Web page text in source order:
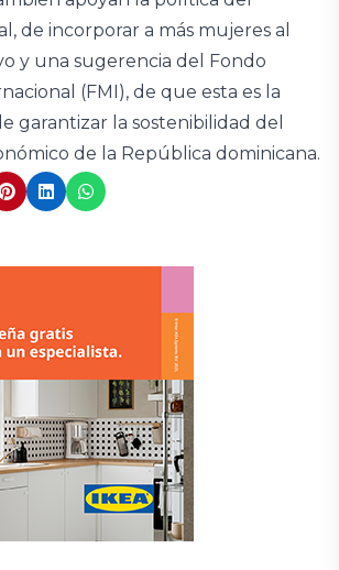
de incorporar a más mujeres al
y una sugerencia del Fondo
(FMI), de que esta es la
garantizar la sostenibilidad del
de la República dominicana.